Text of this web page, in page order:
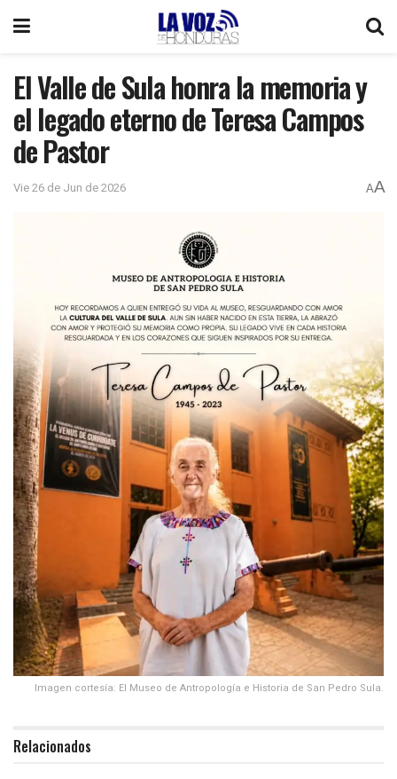
El Valle de Sula honra la memoria y
el legado eterno de Teresa Campos
de Pastor
Vie 26 de Jun de 2026 AA
Imagen cortesía: El Museo de Antropología e Historia de San Pedro Sula.
Relacionados